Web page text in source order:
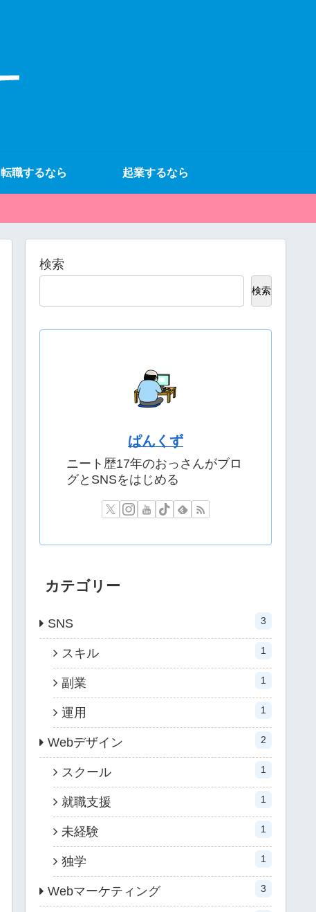
転職するなら 起業するなら
検索
検索
ぱんくず
ニート歴17年のおっさんがブロ
グとSNSをはじめる
カテゴリー
SNS 3
スキル 1
副業 1
運用 1
Webデザイン 2
スクール 1
就職支援 1
未経験 1
独学 1
Webマーケティング 3